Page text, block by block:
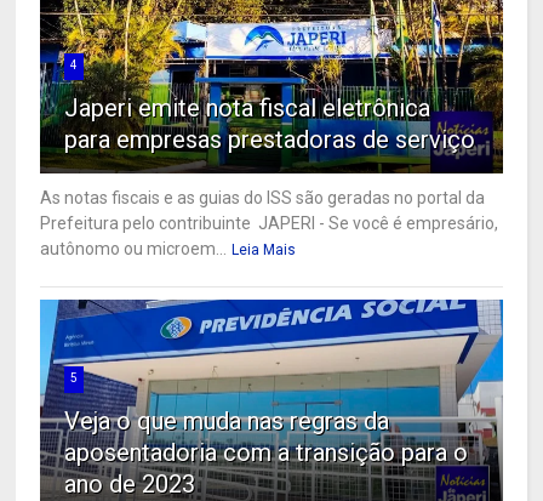
4
Japeri emite nota fiscal eletrônica
para empresas prestadoras de serviço
As notas fiscais e as guias do ISS são geradas no portal da
Prefeitura pelo contribuinte JAPERI - Se você é empresário,
autônomo ou microem...
Leia Mais
5
Veja o que muda nas regras da
aposentadoria com a transição para o
ano de 2023